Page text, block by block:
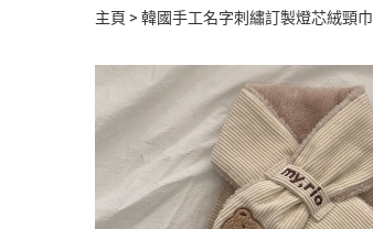
主頁 韓國手工名字刺繡訂製燈芯絨頸巾